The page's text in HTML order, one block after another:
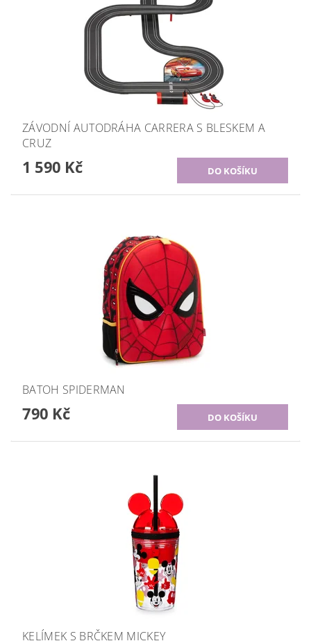
ZÁVODNÍ AUTODRÁHA CARRERA S BLESKEM A
CRUZ
1 590 Kč
BATOH SPIDERMAN
790 Kč
KELÍMEK S BRČKEM MICKEY